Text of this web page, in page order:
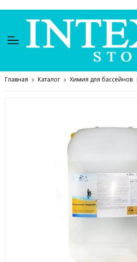
Главная Каталог Химия для бассейнов